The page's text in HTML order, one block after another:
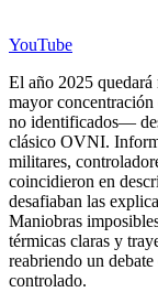
YouTube
El año 2025
mayor
no identificados—
clásico OVNI.
militares,
coincidieron en
desafiaban las
Maniobras
térmicas claras y
reabriendo un
controlado.